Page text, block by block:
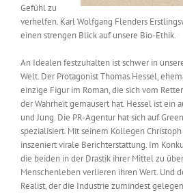
Gefühl zu
verhelfen. Karl Wolfgang Flenders
einen strengen Blick auf unsere Bio-Ethik.
An Idealen festzuhalten ist schwer in
Welt. Der Protagonist Thomas Hessel,
einzige Figur im Roman, die sich vom
der Wahrheit gemausert hat. Hessel ist ein
und Jung. Die PR-Agentur hat sich auf
spezialisiert. Mit seinem Kollegen
inszeniert virale Berichterstattung. Im
die beiden in der Drastik ihrer Mittel zu
Menschenleben verlieren ihren Wert. Und
Realist, der die Industrie zumindest